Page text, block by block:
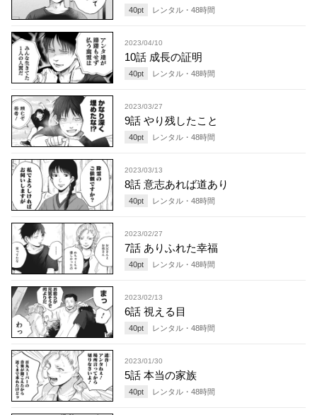
40pt レンタル・ 48時間
2023/04/10
10話 成長の証明
40pt レンタル・ 48時間
2023/03/27
9話 やり残したこと
40pt レンタル・ 48時間
2023/03/13
8話 意志あれば道あり
40pt レンタル・ 48時間
2023/02/27
7話 ありふれた幸福
40pt レンタル・ 48時間
2023/02/13
6話 視える目
40pt レンタル・ 48時間
2023/01/30
5話 本当の家族
40pt レンタル・ 48時間